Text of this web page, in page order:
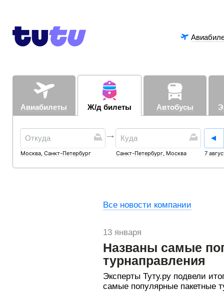
Авиабилеты Ж/д билеты Автобусы
Москва, Санкт-Петербург Санкт-Петербург, Москва 7
Все новости компании
13 января
Названы самые
турнаправления
Эксперты Туту.ру подвели
самые популярные пакетные